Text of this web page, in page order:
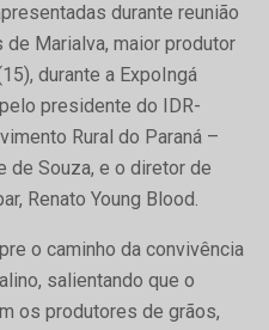
durante reunião
Marialva, maior produtor
durante a ExpoIngá
presidente do IDR-
Rural do Paraná –
de Souza, e o diretor de
Renato Young Blood.
o caminho da convivência
salientando que o
os produtores de grãos,